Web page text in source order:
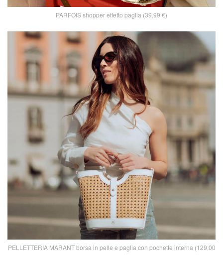
PARFOIS shopper effetto paglia (39,99 €)
PELLETTERIA MARANT borsa in pelle e paglia con pochette interna (129,00